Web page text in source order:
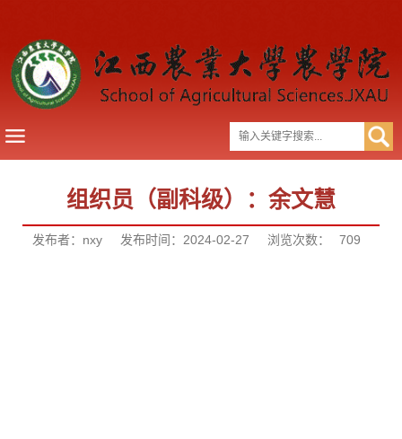
组织员（副科级）：余文慧
发布者：nxy 发布时间：2024-02-27 浏览次数： 709